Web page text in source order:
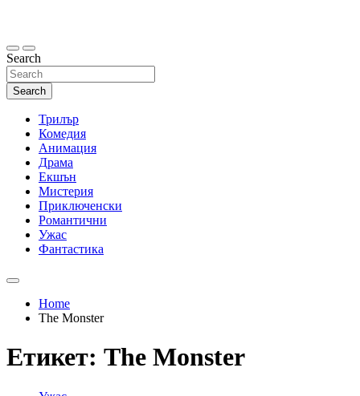
Search
Search
Трилър
Комедия
Анимация
Драма
Екшън
Мистерия
Приключенски
Романтични
Ужас
Фантастика
Home
The Monster
Етикет: The Monster